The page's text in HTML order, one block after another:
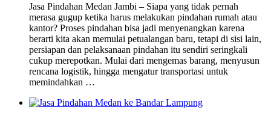
Jasa Pindahan Medan Jambi – Siapa yang tidak pernah
merasa gugup ketika harus melakukan pindahan rumah atau
kantor? Proses pindahan bisa jadi menyenangkan karena
berarti kita akan memulai petualangan baru, tetapi di sisi lain,
persiapan dan pelaksanaan pindahan itu sendiri seringkali
cukup merepotkan. Mulai dari mengemas barang, menyusun
rencana logistik, hingga mengatur transportasi untuk
memindahkan …